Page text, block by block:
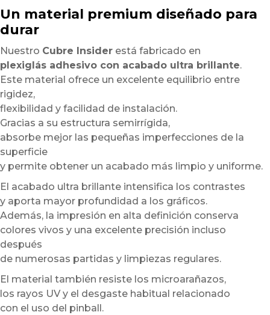
Un material premium diseñado para
durar
Nuestro Cubre Insider está fabricado en
plexiglás adhesivo con acabado ultra brillante.
Este material ofrece un excelente equilibrio entre
rigidez,
flexibilidad y facilidad de instalación.
Gracias a su estructura semirrígida,
absorbe mejor las pequeñas imperfecciones de la
superficie
y permite obtener un acabado más limpio y uniforme.
El acabado ultra brillante intensifica los contrastes
y aporta mayor profundidad a los gráficos.
Además, la impresión en alta definición conserva
colores vivos y una excelente precisión incluso
después
de numerosas partidas y limpiezas regulares.
El material también resiste los microarañazos,
los rayos UV y el desgaste habitual relacionado
con el uso del pinball.